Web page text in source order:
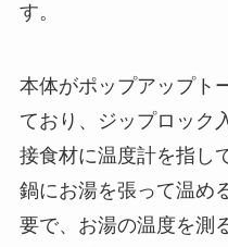
す。
本体がポップアップト
ており、ジップロック
接食材に温度計を指し
鍋にお湯を張って温め
要で、お湯の温度を測